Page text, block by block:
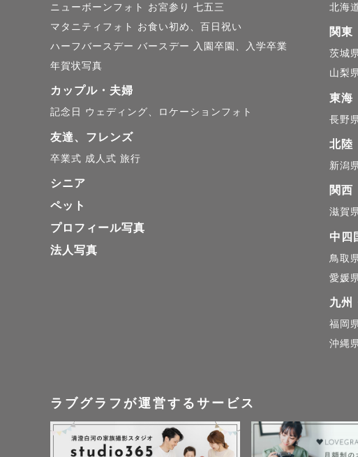
ニューボーンフォト お宮参り 七五三
マタニティフォト
お食い初め、百日祝い
ハーフバースデー バースデー
入園卒園、入学卒業
年賀状写真
カップル・夫婦
記念日 ウェディング、ロケーションフォト
友達、フレンズ
卒業式 成人式 旅行
シニア
ペット
プロフィール写真
法人写真
北海
関東
茨城
山梨
東海
長野
北陸
新潟
関西
滋賀
中四
鳥取
愛媛
九州
福岡
沖縄
ラブグラフが運営するサービス